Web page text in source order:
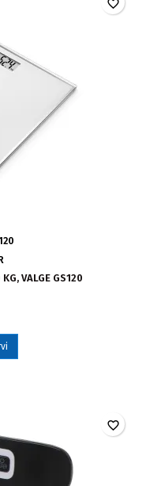
VALGE GS120
favorite_border
favorite_border